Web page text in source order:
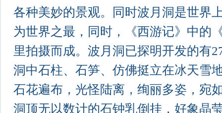
各种美妙的景观。同时波月洞是世界
为世界之最，同时，《西游记》中的
里拍摄而成。波月洞已探明开发的有
洞中石柱、石笋、仿佛挺立在冰天雪
石花遍布，光怪陆离，绚丽多姿，宛
洞顶无以数计的石钟乳倒挂，好象晶